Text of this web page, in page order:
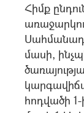
Հիմք
մասի,
հոդվածի